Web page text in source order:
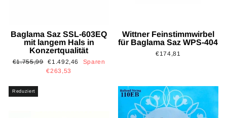
Baglama Saz SSL-603EQ
mit langem Hals in
Konzertqualität
Normaler
€1.755,99 Sonderpreis
€1.492,46
Sparen
€263,53
Wittner Feinstimmwirbel
für Baglama Saz WPS-404
€174,81
Reduziert